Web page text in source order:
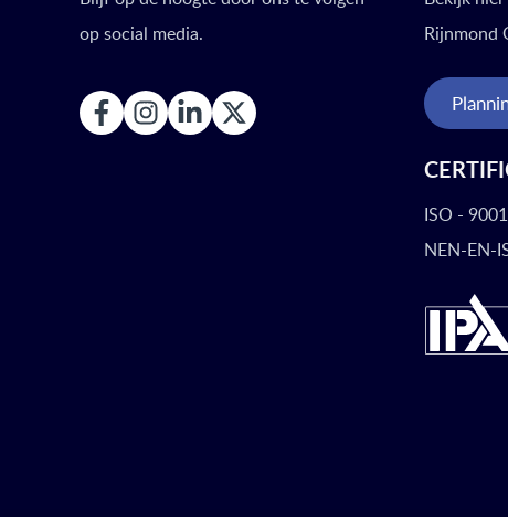
op social media.
Rijnmond
ISO - 9001
NEN-EN-